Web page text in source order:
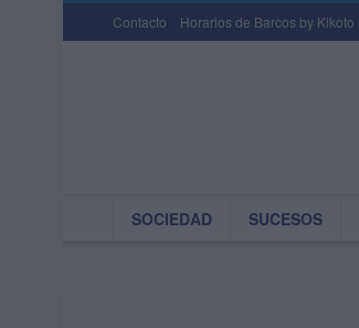
Contacto Horarios de Barcos by Kikoto
SOCIEDAD SUCESOS